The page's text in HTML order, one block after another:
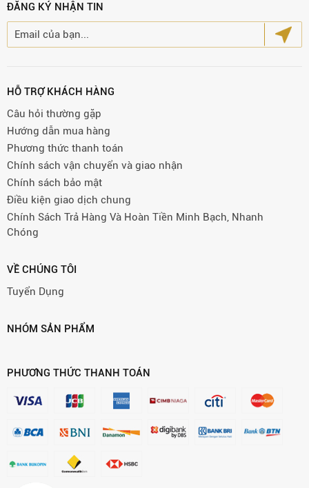
ĐĂNG KÝ NHẬN TIN
HỖ TRỢ KHÁCH HÀNG
Câu hỏi thường gặp
Hướng dẫn mua hàng
Phương thức thanh toán
Chính sách vận chuyển và giao nhận
Chính sách bảo mật
Điều kiện giao dịch chung
Chính Sách Trả Hàng Và Hoàn Tiền Minh Bạch, Nhanh
Chóng
VỀ CHÚNG TÔI
Tuyển Dụng
NHÓM SẢN PHẨM
PHƯƠNG THỨC THANH TOÁN